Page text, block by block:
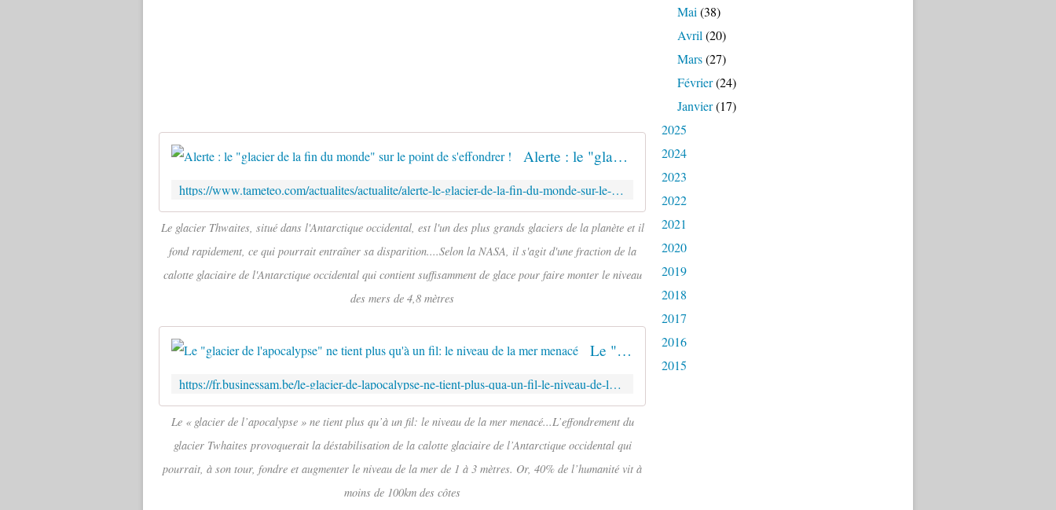
Alerte : le "glacier de la fin du monde" sur le point de s'effondrer !
https://www.tameteo.com/actualites/actualite/alerte-le-glacier-de-la-fin-du-monde-sur-le-point-de-s-effondrer-consequences-terribles-rechauffement-climatique.html
Le glacier Thwaites, situé dans l'Antarctique occidental, est l'un des plus grands glaciers de la planète et il
fond rapidement, ce qui pourrait entraîner sa disparition....Selon la NASA, il s'agit d'une fraction de la
calotte glaciaire de l'Antarctique occidental qui contient suffisamment de glace pour faire monter le niveau
des mers de 4,8 mètres
Le "glacier de l'apocalypse" ne tient plus qu'à un fil: le niveau de la mer menacé
https://fr.businessam.be/le-glacier-de-lapocalypse-ne-tient-plus-qua-un-fil-le-niveau-de-la-mer-menace/
Le « glacier de l’apocalypse » ne tient plus qu’à un fil: le niveau de la mer menacé...L’effondrement du
glacier Twhaites provoquerait la déstabilisation de la calotte glaciaire de l’Antarctique occidental qui
pourrait, à son tour, fondre et augmenter le niveau de la mer de 1 à 3 mètres. Or, 40% de l’humanité vit à
moins de 100km des côtes
Mai (38)
Avril (20)
Mars(27)
Février(24)
Janvier(17)
2025
2024
2023
2022
2021
2020
2019
2018
2017
2016
2015